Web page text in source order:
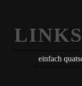
LINKS
einfach